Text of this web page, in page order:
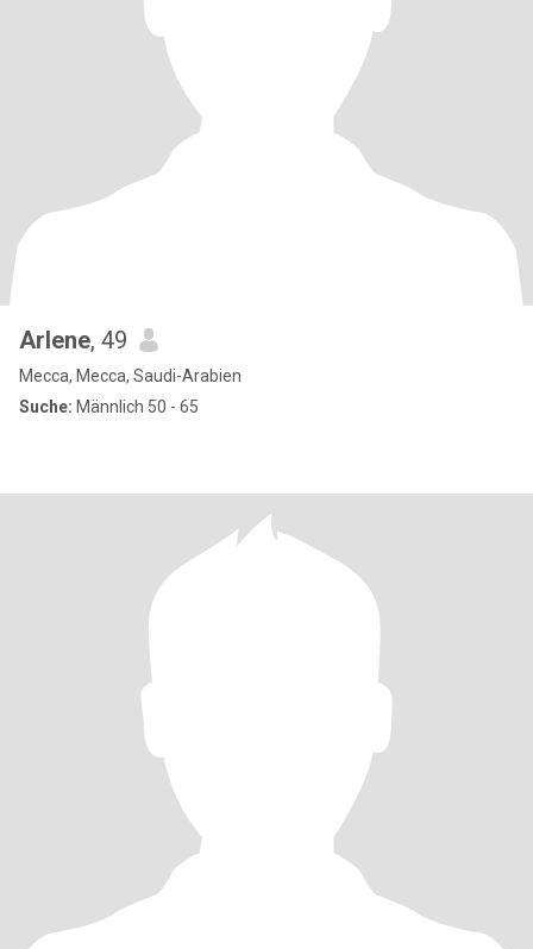
Arlene, 49
Mecca, Mecca, Saudi-Arabien
Suche: Männlich 50 - 65